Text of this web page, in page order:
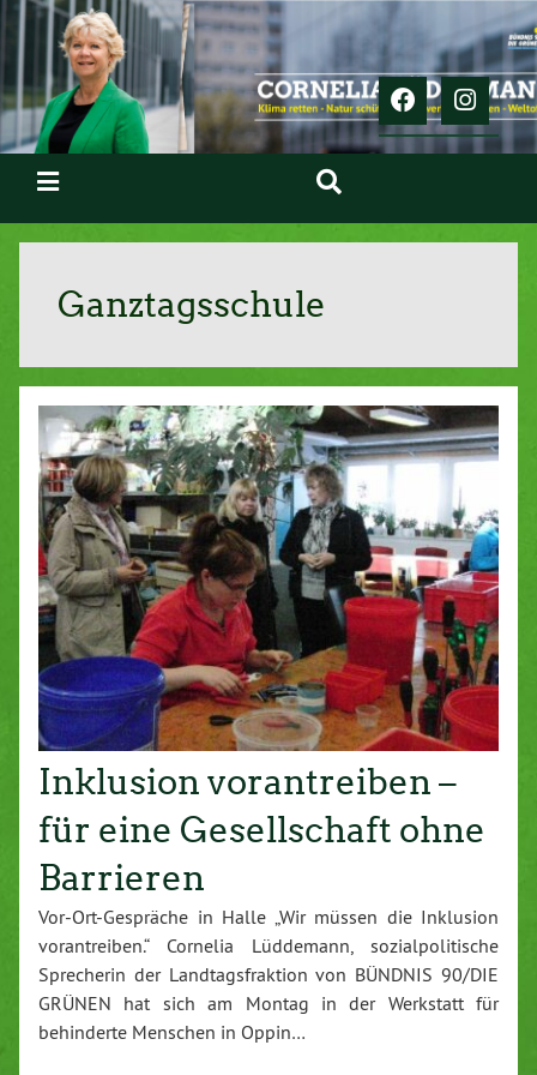
Ganztagsschule
Inklusion vorantreiben –
für eine Gesellschaft ohne
Barrieren
Vor-Ort-Gespräche in Halle „Wir müssen die Inklusion
vorantreiben.“ Cornelia Lüddemann, sozialpolitische
Sprecherin der Landtagsfraktion von BÜNDNIS 90/DIE
GRÜNEN hat sich am Montag in der Werkstatt für
behinderte Menschen in Oppin…